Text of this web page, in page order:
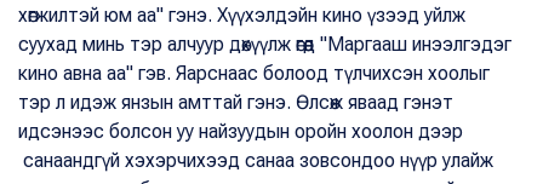
хөгжилтэй юм аа" гэнэ. Хүүхэлдэйн кино үзээд уйлж
суухад минь тэр алчуур дөхүүлж өгөөд "Маргааш инээлгэдэг
кино авна аа" гэв. Яарснаас болоод түлчихсэн хоолыг
тэр л идэж янзын амттай гэнэ. Өлсөж яваад гэнэт
идсэнээс болсон уу найзуудын оройн хоолон дээр
санаандгүй хэхэрчихээд санаа зовсондоо нүүр улайж